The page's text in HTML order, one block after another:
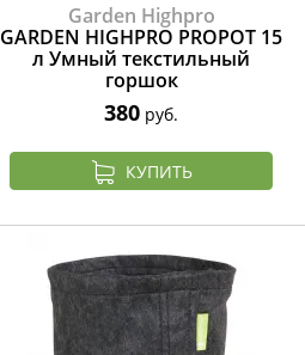
Garden Highpro
GARDEN HIGHPRO PROPOT 15
л Умный текстильный
горшок
380 руб.
КУПИТЬ